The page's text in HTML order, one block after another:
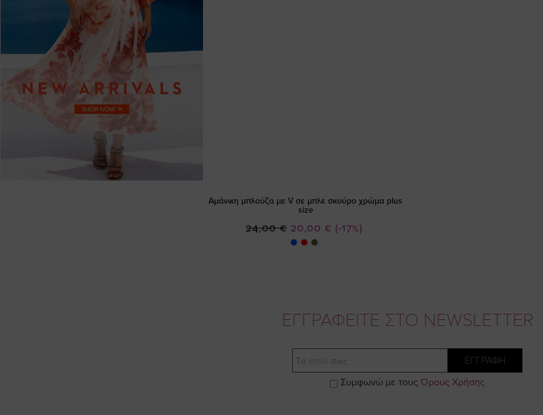
Αμάνικη μπλούζα με V σε μπλε σκούρο χρώμα plus
size
(-17%)
Ειδική
Τιμή
20,00 €
24,00 €
ΕΓΓΡΑΦΕΙΤΕ ΣΤΟ NEWSLETTER
Email
ΕΓΓΡΑΦΗ
Συμφωνώ με τους Όρους Χρήσης